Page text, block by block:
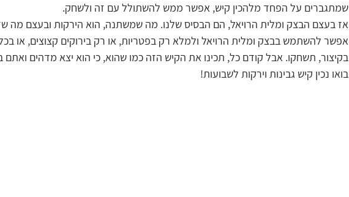
שמתגברים על הפחד מלהכין קיש, אפשר ממש להשתולל עם זה ולשחק.
אז בעצם הבצק ומלית הרויאל, הם הבסיס שלנו. מה שמשתנה, הוא הירקות ובעצם מה
אפשר להשתמש בבצק ומלית הרויאל ולמלא רק בפטריות, או רק בירוקים קצוצים, או
בקיצור, תשחקו. אבל קודם כל, תכינו את הקיש הזה כמו שהוא, כי הוא יצא מדהים ואתם
בואו נכין קיש גבינות וירקות לשבועות!